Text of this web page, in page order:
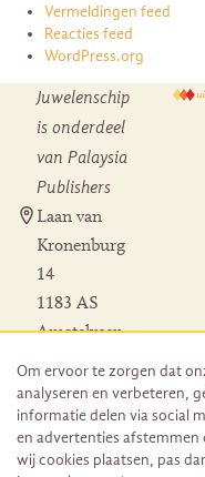
Vermeldingen feed
Reacties feed
WordPress.org
Juwelenschip
is onderdeel
van Palaysia
Publishers
Laan van
Kronenburg
14
1183 AS
Amstelveen
Herroeping
bestelling
Om ervoor te zorgen dat
analyseren en verbeteren,
informatie delen via social
en advertenties
wij cookies plaatsen, pas